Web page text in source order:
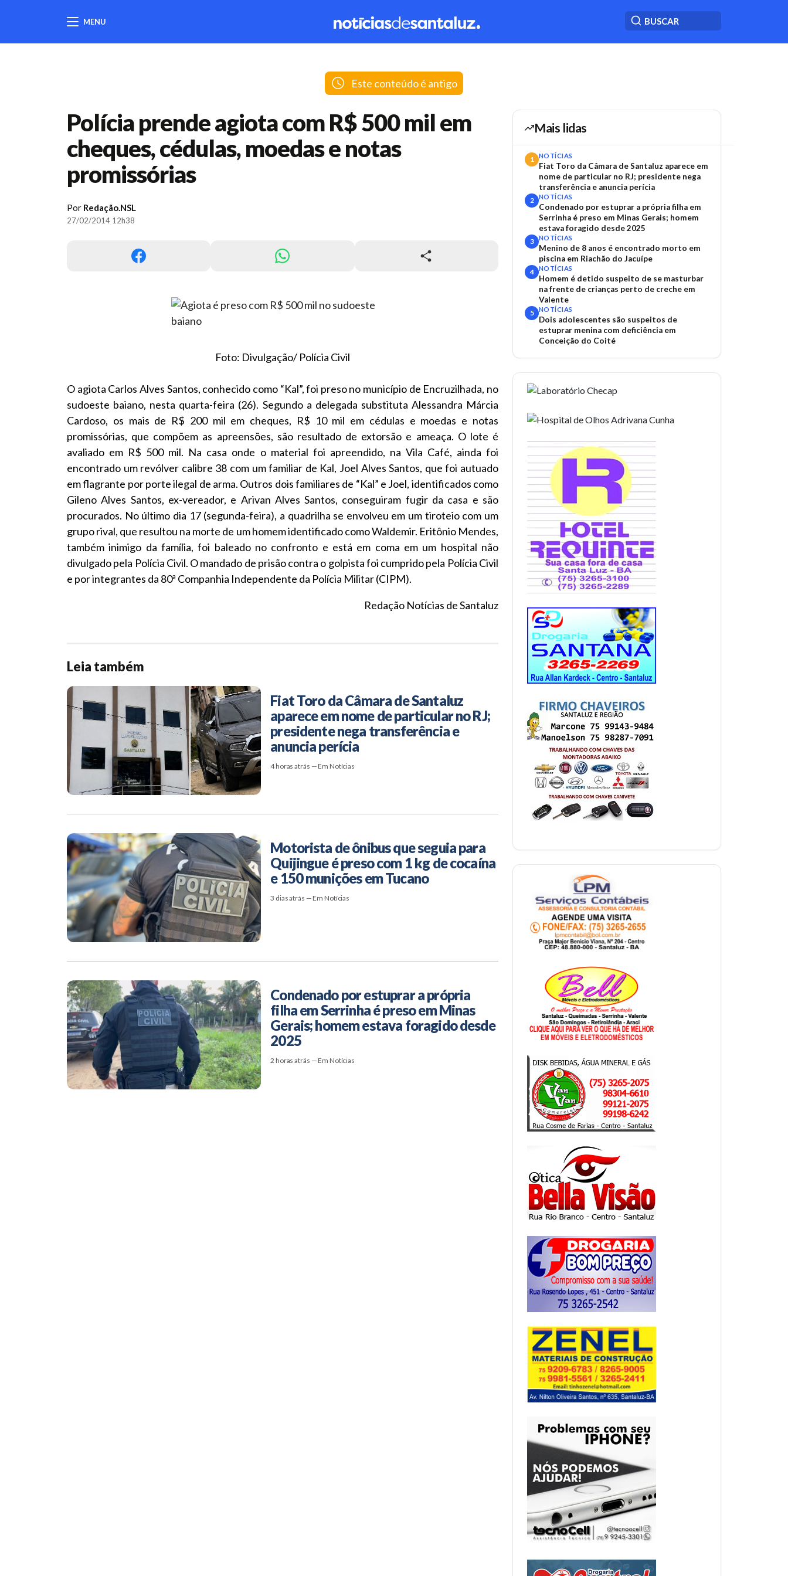
MENU
Este conteúdo é antigo
Polícia prende agiota com R$ 500 mil em
cheques, cédulas, moedas e notas
promissórias
Por Redação.NSL
27/02/2014 12h38
Foto: Divulgação/ Polícia Civil
O agiota Carlos Alves Santos, conhecido como “Kal”, foi preso no município de Encruzilhada, no
sudoeste baiano, nesta quarta-feira (26). Segundo a delegada substituta Alessandra Márcia
Cardoso, os mais de R$ 200 mil em cheques, R$ 10 mil em cédulas e moedas e notas
promissórias, que compõem as apreensões, são resultado de extorsão e ameaça. O lote é
avaliado em R$ 500 mil. Na casa onde o material foi apreendido, na Vila Café, ainda foi
encontrado um revólver calibre 38 com um familiar de Kal, Joel Alves Santos, que foi autuado
em flagrante por porte ilegal de arma. Outros dois familiares de “Kal” e Joel, identificados como
Gileno Alves Santos, ex-vereador, e Arivan Alves Santos, conseguiram fugir da casa e são
procurados. No último dia 17 (segunda-feira), a quadrilha se envolveu em um tiroteio com um
grupo rival, que resultou na morte de um homem identificado como Waldemir. Eritônio Mendes,
também inimigo da família, foi baleado no confronto e está em coma em um hospital não
divulgado pela Polícia Civil. O mandado de prisão contra o golpista foi cumprido pela Polícia Civil
e por integrantes da 80ª Companhia Independente da Polícia Militar (CIPM).
Redação Notícias de Santaluz
Leia também
Fiat Toro da Câmara de Santaluz
aparece em nome de particular no RJ;
presidente nega transferência e
anuncia perícia
4 horas atrás — Em Notícias
Motorista de ônibus que seguia para
Quijingue é preso com 1 kg de cocaína
e 150 munições em Tucano
3 dias atrás — Em Notícias
Condenado por estuprar a própria
filha em Serrinha é preso em Minas
Gerais; homem estava foragido desde
2025
2 horas atrás — Em Notícias
Mais lidas
1 NOTÍCIAS
Fiat Toro da Câmara de Santaluz aparece em
nome de particular no RJ; presidente nega
transferência e anuncia perícia
2 NOTÍCIAS
Condenado por estuprar a própria filha em
Serrinha é preso em Minas Gerais; homem
estava foragido desde 2025
3 NOTÍCIAS
Menino de 8 anos é encontrado morto em
piscina em Riachão do Jacuípe
4 NOTÍCIAS
Homem é detido suspeito de se masturbar
na frente de crianças perto de creche em
Valente
5 NOTÍCIAS
Dois adolescentes são suspeitos de
estuprar menina com deficiência em
Conceição do Coité